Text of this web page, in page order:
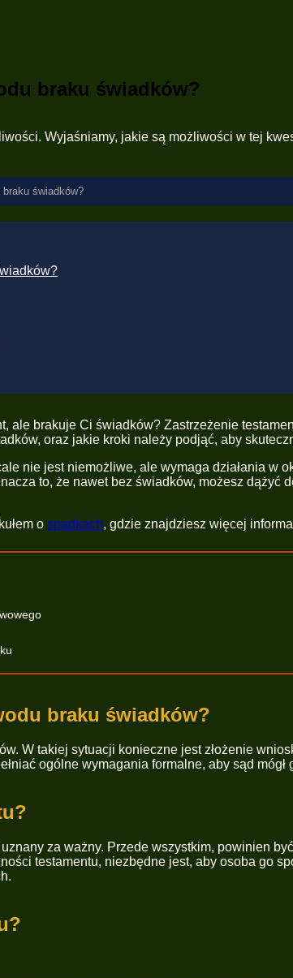
braku świadków?
Wyjaśniamy, jakie są możliwości w tej
świadków?
ale brakuje Ci świadków? Zastrzeżenie
oraz jakie kroki należy podjąć, aby
nie jest niemożliwe, ale wymaga działania w
to, że nawet bez świadków, możesz
o spadkach, gdzie znajdziesz więcej
braku świadków?
W takiej sytuacji konieczne jest złożenie
ogólne wymagania formalne, aby sąd mógł
za ważny. Przede wszystkim, powinien
testamentu, niezbędne jest, aby osoba go